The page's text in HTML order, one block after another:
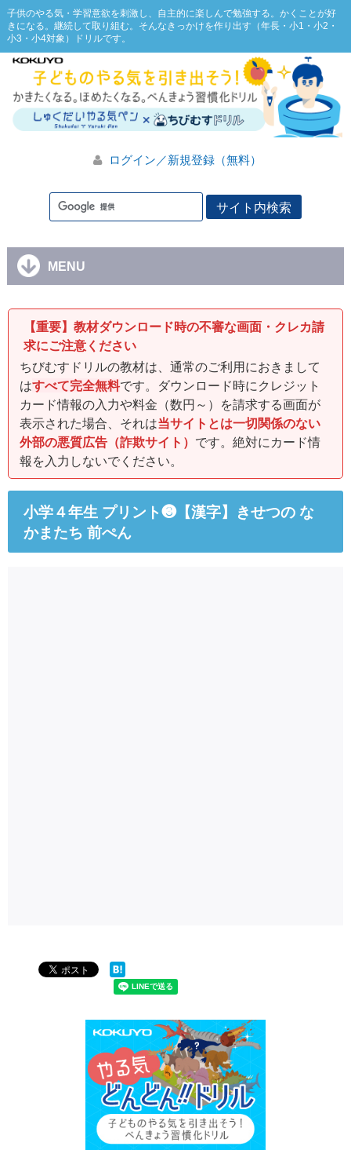
子供のやる気・学習意欲を刺激し、自主的に楽しんで勉強する。かくことが好
きになる。継続して取り組む。そんなきっかけを作り出す（年長・小1・小2・
小3・小4対象）ドリルです。
ログイン／新規登録（無料）
MENU
【重要】教材ダウンロード時の不審な画面・クレカ請
求にご注意ください
ちびむすドリルの教材は、通常のご利用におきまして
はすべて完全無料です。ダウンロード時にクレジット
カード情報の入力や料金（数円～）を請求する画面が
表示された場合、それは当サイトとは一切関係のない
外部の悪質広告（詐欺サイト） です。絶対にカード情
報を入力しないでください。
小学４年生 プリント❸【漢字】きせつの な
かまたち 前ぺん